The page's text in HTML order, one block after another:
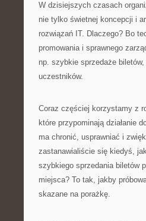
W dzisiejszych czasach
nie tylko świetnej koncepcji i
rozwiązań IT. Dlaczego? Bo
promowania i sprawnego
np. szybkie sprzedaże
uczestników.
Coraz częściej korzystamy z
które przypominają działanie
ma chronić, usprawniać i
zastanawialiście się kiedyś,
szybkiego sprzedania biletów
miejsca? To tak, jakby
skazane na porażkę.